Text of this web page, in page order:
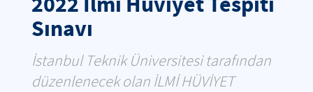
Sınavı
İstanbul Teknik Üniversitesi tarafından
düzenlenecek olan İLMİ HÜVİYET